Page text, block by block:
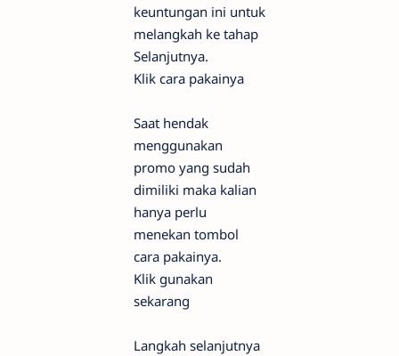
keuntungan ini untuk
melangkah ke tahap
Selanjutnya.
Klik cara pakainya
Saat hendak
menggunakan
promo yang sudah
dimiliki maka kalian
hanya perlu
menekan tombol
cara pakainya.
Klik gunakan
sekarang
Langkah selanjutnya